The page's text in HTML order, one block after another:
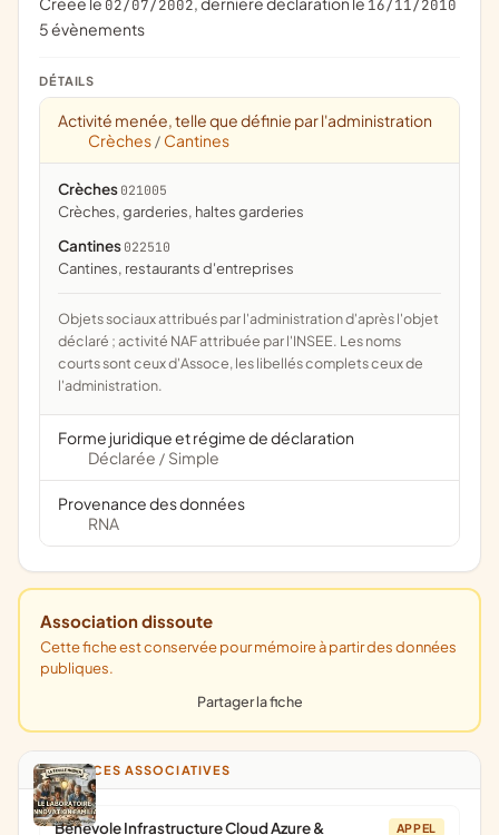
02/07/2002 16/11/2010
5 évènements
DÉTAILS
Activité menée, telle que définie par l'administration
Crèches / Cantines
Crèches 021005
crèches, garderies, haltes garderies
Cantines 022510
cantines, restaurants d'entreprises
Objets sociaux attribués par l'administration d'après l'objet
déclaré ; activité NAF attribuée par l'INSEE. Les noms
courts sont ceux d'Assoce, les libellés complets ceux de
l'administration.
Forme juridique et régime de déclaration
Déclarée / Simple
Provenance des données
RNA
Association dissoute
Cette fiche est conservée pour mémoire à partir des données
publiques.
Partager la fiche
ANNONCES ASSOCIATIVES
APPEL
Bénévole Infrastructure Cloud Azure &